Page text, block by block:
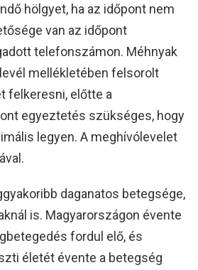
hölgyet, ha az időpont nem
van az időpont
telefonszámon. Méhnyak
mellékletében felsorolt
felkeresni, előtte a
egyeztetés szükséges, hogy
legyen. A meghívólevelet
daganatos betegsége,
is. Magyarországon évente
fordul elő, és
életét évente a betegség